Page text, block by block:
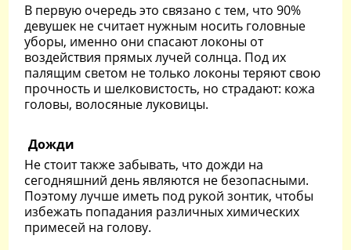
В первую очередь это связано с тем, что 90%
девушек не считает нужным носить головные
уборы, именно они спасают локоны от
воздействия прямых лучей солнца. Под их
палящим светом не только локоны теряют свою
прочность и шелковистость, но страдают: кожа
головы, волосяные луковицы.
Дожди
Не стоит также забывать, что дожди на
сегодняшний день являются не безопасными.
Поэтому лучше иметь под рукой зонтик, чтобы
избежать попадания различных химических
примесей на голову.